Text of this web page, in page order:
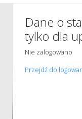
Dane o
tylko dla
Nie zalogowano
Przejdź do